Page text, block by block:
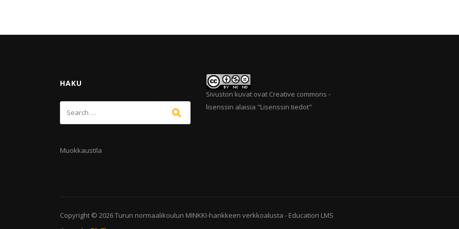
HAKU
Muokkaustila
Sivuston kuvat ovat Creative commons -
lisenssin alaisia "Lisenssin tiedot"
Copyright © 2026Turun normaalikoulun MINKKI-hankkeen verkkoalusta - Education LMS